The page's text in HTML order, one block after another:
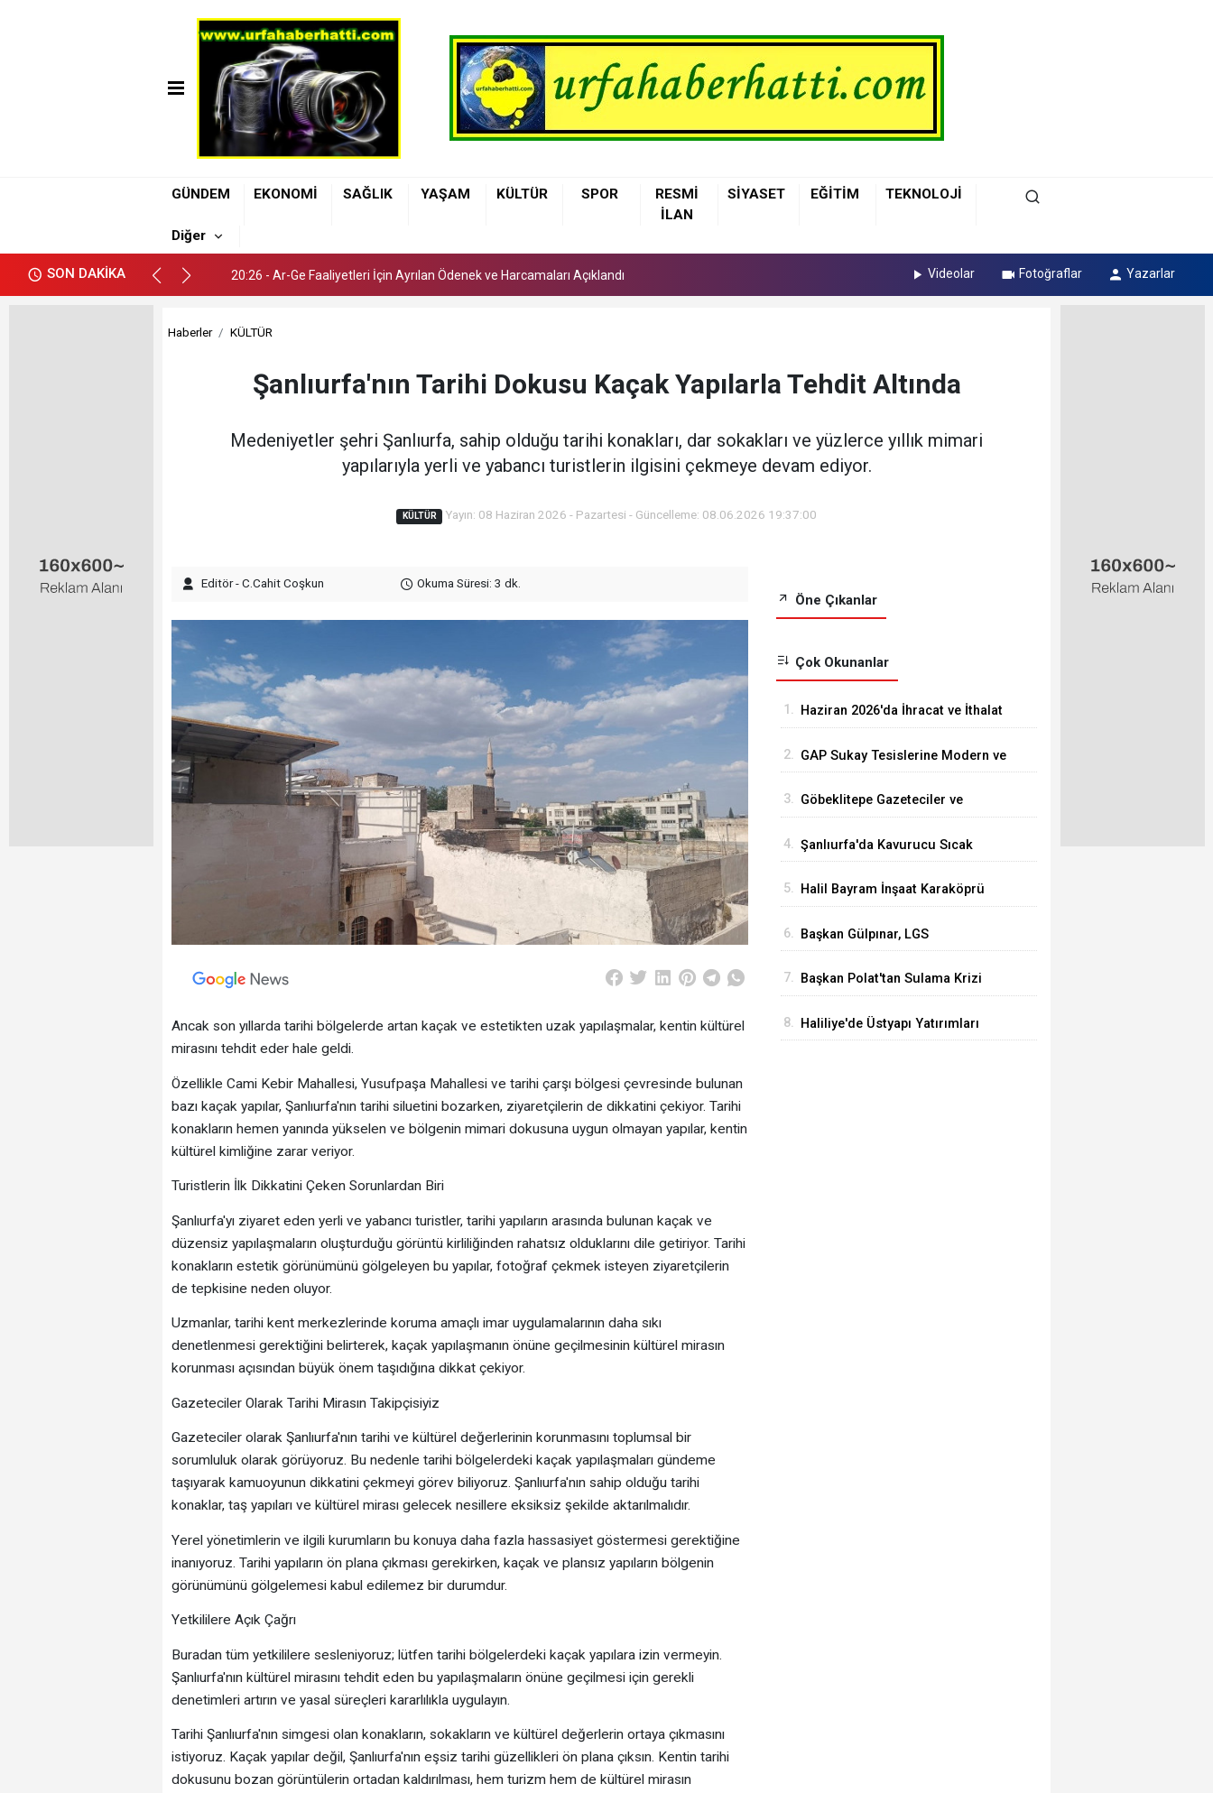
GÜNDEM EKONOMİ SAĞLIK YAŞAM KÜLTÜR SPOR
RESMİ
İLAN
SİYASET EĞİTİM TEKNOLOJİ
Diğer
SON DAKİKA
20:42 - Şanlıurfa Atatürk Bulvarı'nda Asfalt Yenileme Çalışmaları Başladı
20:26 - Ar-Ge Faaliyetleri İçin Ayrılan Ödenek ve Harcamaları Açıklandı Videolar Fotoğraflar Yazarlar
Haberler KÜLTÜR
Şanlıurfa'nın Tarihi Dokusu Kaçak Yapılarla Tehdit Altında
Medeniyetler şehri Şanlıurfa, sahip olduğu tarihi konakları, dar sokakları ve yüzlerce yıllık mimari
yapılarıyla yerli ve yabancı turistlerin ilgisini çekmeye devam ediyor.
KÜLTÜR Yayın: 08 Haziran 2026 - Pazartesi - Güncelleme: 08.06.2026 19:37:00
Editör - C.Cahit Coşkun Okuma Süresi: 3 dk.
Ancak son yıllarda tarihi bölgelerde artan kaçak ve estetikten uzak yapılaşmalar, kentin kültürel
mirasını tehdit eder hale geldi.
Özellikle Cami Kebir Mahallesi, Yusufpaşa Mahallesi ve tarihi çarşı bölgesi çevresinde bulunan
bazı kaçak yapılar, Şanlıurfa'nın tarihi siluetini bozarken, ziyaretçilerin de dikkatini çekiyor. Tarihi
konakların hemen yanında yükselen ve bölgenin mimari dokusuna uygun olmayan yapılar, kentin
kültürel kimliğine zarar veriyor.
Turistlerin İlk Dikkatini Çeken Sorunlardan Biri
Şanlıurfa'yı ziyaret eden yerli ve yabancı turistler, tarihi yapıların arasında bulunan kaçak ve
düzensiz yapılaşmaların oluşturduğu görüntü kirliliğinden rahatsız olduklarını dile getiriyor. Tarihi
konakların estetik görünümünü gölgeleyen bu yapılar, fotoğraf çekmek isteyen ziyaretçilerin
de tepkisine neden oluyor.
Uzmanlar, tarihi kent merkezlerinde koruma amaçlı imar uygulamalarının daha sıkı
denetlenmesi gerektiğini belirterek, kaçak yapılaşmanın önüne geçilmesinin kültürel mirasın
korunması açısından büyük önem taşıdığına dikkat çekiyor.
Gazeteciler Olarak Tarihi Mirasın Takipçisiyiz
Gazeteciler olarak Şanlıurfa'nın tarihi ve kültürel değerlerinin korunmasını toplumsal bir
sorumluluk olarak görüyoruz. Bu nedenle tarihi bölgelerdeki kaçak yapılaşmaları gündeme
taşıyarak kamuoyunun dikkatini çekmeyi görev biliyoruz. Şanlıurfa'nın sahip olduğu tarihi
konaklar, taş yapıları ve kültürel mirası gelecek nesillere eksiksiz şekilde aktarılmalıdır.
Yerel yönetimlerin ve ilgili kurumların bu konuya daha fazla hassasiyet göstermesi gerektiğine
inanıyoruz. Tarihi yapıların ön plana çıkması gerekirken, kaçak ve plansız yapıların bölgenin
görünümünü gölgelemesi kabul edilemez bir durumdur.
Yetkililere Açık Çağrı
Buradan tüm yetkililere sesleniyoruz; lütfen tarihi bölgelerdeki kaçak yapılara izin vermeyin.
Şanlıurfa'nın kültürel mirasını tehdit eden bu yapılaşmaların önüne geçilmesi için gerekli
denetimleri artırın ve yasal süreçleri kararlılıkla uygulayın.
Tarihi Şanlıurfa'nın simgesi olan konakların, sokakların ve kültürel değerlerin ortaya çıkmasını
istiyoruz. Kaçak yapılar değil, Şanlıurfa'nın eşsiz tarihi güzellikleri ön plana çıksın. Kentin tarihi
dokusunu bozan görüntülerin ortadan kaldırılması, hem turizm hem de kültürel mirasın
Öne Çıkanlar
Çok Okunanlar
1. Haziran 2026'da İhracat ve İthalat
2. GAP Sukay Tesislerine Modern ve
3. Göbeklitepe Gazeteciler ve
Kamu Spotu: “Kanal Öldürür,
4. Şanlıurfa'da Kavurucu Sıcak
Ailelere Hayati Uyarılar
5. Halil Bayram İnşaat Karaköprü
6. Başkan Gülpınar, LGS
7. Başkan Polat'tan Sulama Krizi
Memleket Kaybeder"
8. Haliliye'de Üstyapı Yatırımları